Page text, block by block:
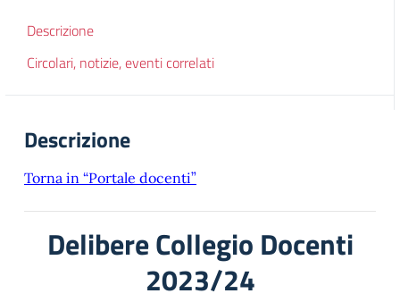
Descrizione
Circolari, notizie, eventi correlati
Descrizione
Torna in “Portale docenti”
Delibere Collegio Docenti
2023/24